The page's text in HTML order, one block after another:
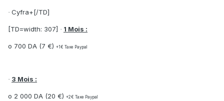
· Cyfra+[/TD]
[TD=width: 307] · 1 Mois :
o 700 DA (7 €) +1 € Taxe Paypal
· 3 Mois :
o 2 000 DA (20 €) +2€ Taxe Paypal